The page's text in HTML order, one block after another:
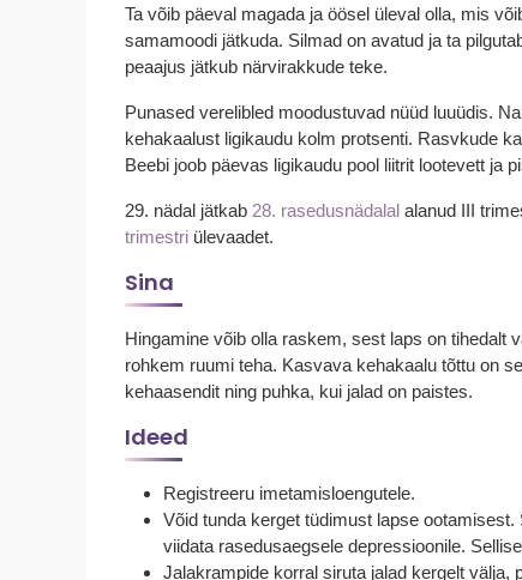
Ta võib päeval magada ja öösel üleval olla, mis
samamoodi jätkuda. Silmad on avatud ja ta
peaajus jätkub närvirakkude teke.
Punased verelibled moodustuvad nüüd luuüdis.
kehakaalust ligikaudu kolm protsenti. Rasvkude
Beebi joob päevas ligikaudu pool liitrit lootevett ja
29. nädal jätkab 28. rasedusnädalal alanud III
trimestri ülevaadet.
Sina
Hingamine võib olla raskem, sest laps on tihedalt
rohkem ruumi teha. Kasvava kehakaalu tõttu on
kehaasendit ning puhka, kui jalad on paistes.
Ideed
Registreeru imetamisloengutele.
Võid tunda kerget tüdimust lapse
viidata rasedusaegsele depressioonile.
Jalakrampide korral siruta jalad kergelt välja,